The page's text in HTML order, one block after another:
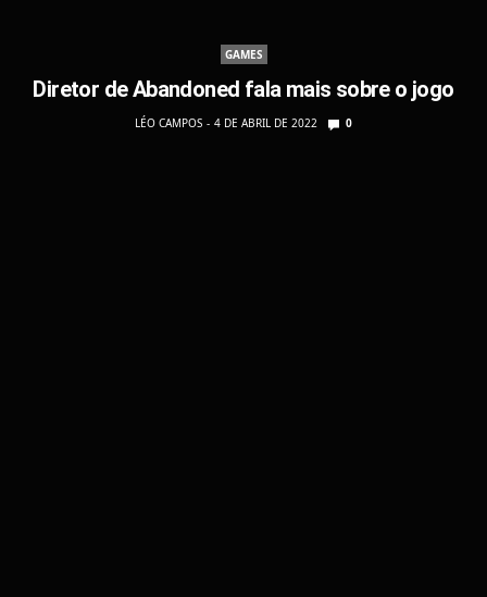
GAMES
Diretor de Abandoned fala mais sobre o jogo
LÉO CAMPOS 4 DE ABRIL DE 2022 0